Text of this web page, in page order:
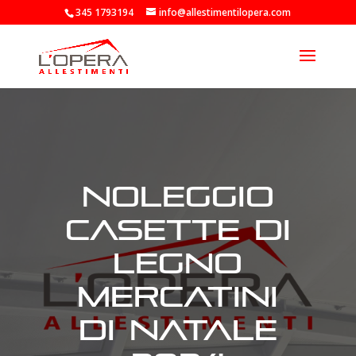
345 1793194 info@allestimentilopera.com
noleggio
casette di
legno
mercatini
di natale